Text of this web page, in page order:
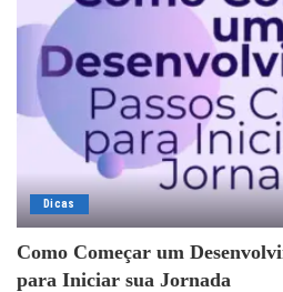
Dicas
Como Começar um
para Iniciar sua Jornada